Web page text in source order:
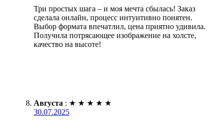
Три простых шага – и моя мечта сбылась! Заказ
сделала онлайн, процесс интуитивно понятен.
Выбор формата впечатлил, цена приятно удивила.
Получила потрясающее изображение на холсте,
качество на высоте!
Августа : ★ ★ ★ ★ ★
30.07.2025